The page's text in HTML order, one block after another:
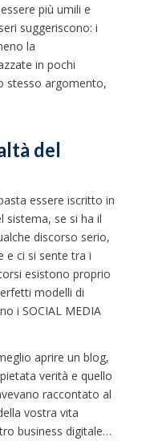
più umili e
suggeriscono: i
la
in pochi
stesso argomento,
del
essere iscritto in
sistema, se si ha il
discorso serio,
e ci si sente tra i
esistono proprio
modelli di
i SOCIAL MEDIA
aprire un blog,
verità e quello
raccontato al
vostra vita
business digitale…